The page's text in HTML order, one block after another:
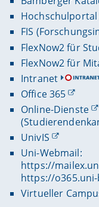
Hochschulportal
FIS
FlexNow2 für
FlexNow2 für
Intranet
Office 365
Online-Dienste
UnivIS
Uni-Webmail:
https://
https://
Virtueller